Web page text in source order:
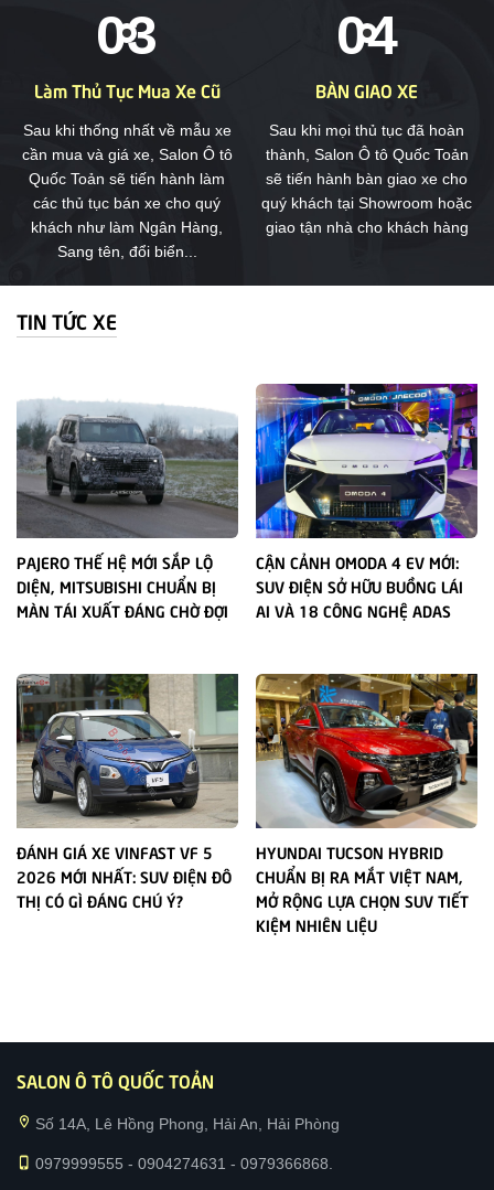
Làm Thủ Tục Mua Xe Cũ
Sau khi thống nhất về mẫu xe
cần mua và giá xe, Salon Ô tô
Quốc Toản sẽ tiến hành làm
các thủ tục bán xe cho quý
khách như làm Ngân Hàng,
Sang tên, đổi biển...
BÀN GIAO XE
Sau khi mọi thủ tục đã hoàn
thành, Salon Ô tô Quốc Toản
sẽ tiến hành bàn giao xe cho
quý khách tại Showroom hoặc
giao tận nhà cho khách hàng
TIN TỨC XE
PAJERO THẾ HỆ MỚI SẮP LỘ
DIỆN, MITSUBISHI CHUẨN BỊ
MÀN TÁI XUẤT ĐÁNG CHỜ ĐỢI
CẬN CẢNH OMODA 4 EV MỚI:
SUV ĐIỆN SỞ HỮU BUỒNG LÁI
AI VÀ 18 CÔNG NGHỆ ADAS
ĐÁNH GIÁ XE VINFAST VF 5
2026 MỚI NHẤT: SUV ĐIỆN ĐÔ
THỊ CÓ GÌ ĐÁNG CHÚ Ý?
HYUNDAI TUCSON HYBRID
CHUẨN BỊ RA MẮT VIỆT NAM,
MỞ RỘNG LỰA CHỌN SUV TIẾT
KIỆM NHIÊN LIỆU
SALON Ô TÔ QUỐC TOẢN
location_on Số 14A, Lê Hồng Phong, Hải An, Hải Phòng
phone_iphone 0979999555 - 0904274631 - 0979366868.